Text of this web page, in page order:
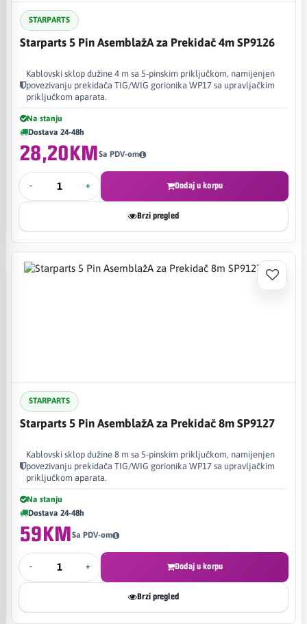
STARPARTS
Starparts 5 Pin AsemblažA za Prekidač 4m SP9126
Kablovski sklop dužine 4 m sa 5-pinskim priključkom, namijenjen
povezivanju prekidača TIG/WIG gorionika WP17 sa upravljačkim
priključkom aparata.
Na stanju
Dostava 24-48h
28,20KMSa PDV-om
- + Dodaj u korpu
Brzi pregled
STARPARTS
Starparts 5 Pin AsemblažA za Prekidač 8m SP9127
Kablovski sklop dužine 8 m sa 5-pinskim priključkom, namijenjen
povezivanju prekidača TIG/WIG gorionika WP17 sa upravljačkim
priključkom aparata.
Na stanju
Dostava 24-48h
59KMSa PDV-om
- + Dodaj u korpu
Brzi pregled